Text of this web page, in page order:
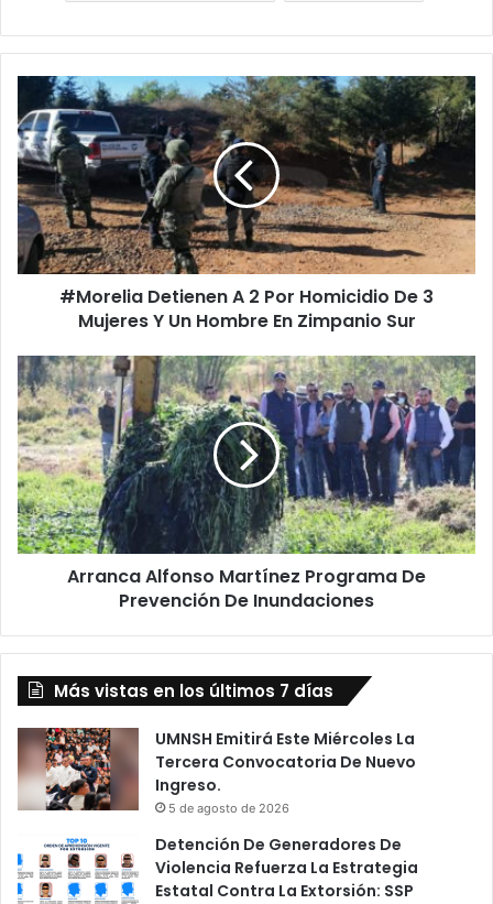
#Morelia
Detienen
A
2
Por
Homicidio
De
Mujeres
En
Zimpanio
Sur
#Morelia Detienen A 2 Por Homicidio De 3
Mujeres Y Un Hombre En Zimpanio Sur
Arranca
Alfonso
Martínez
Programa
De
Prevención
De
Inundaciones
Arranca Alfonso Martínez Programa De
Prevención De Inundaciones
Más vistas en los últimos 7 días
UMNSH Emitirá Este Miércoles La
Tercera Convocatoria De Nuevo
Ingreso.
5 de agosto de 2026
Detención De Generadores De
Violencia Refuerza La Estrategia
Estatal Contra La Extorsión: SSP